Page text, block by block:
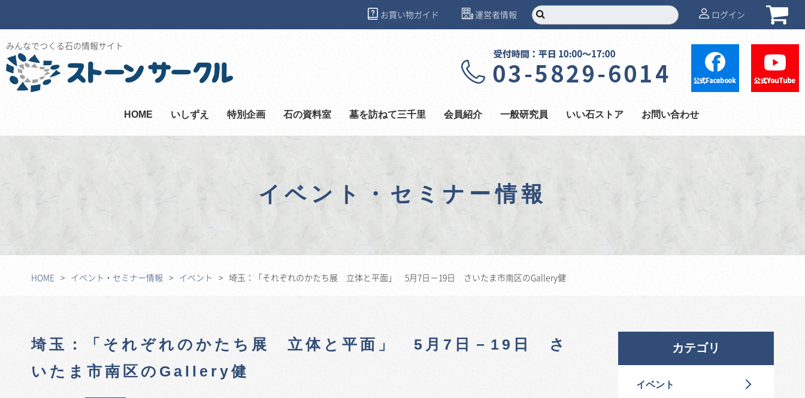
お買い物ガイド 運営者情報 ログイン
みんなでつくる石の情報サイト
HOME いしずえ 特別企画 石の資料室 墓を訪ねて三千里 会員紹介 一般研究員 いい石ストア お問い合わせ
イベント・セミナー情報
HOME イベント・セミナー情報 イベント 埼玉：「それぞれのかたち展 立体と平面」 5月7日－19日 さいたま市南区のGallery健
埼玉：「それぞれのかたち展 立体と平面」 5月7日－19日 さ
いたま市南区のGallery健
カテゴリ
イベント